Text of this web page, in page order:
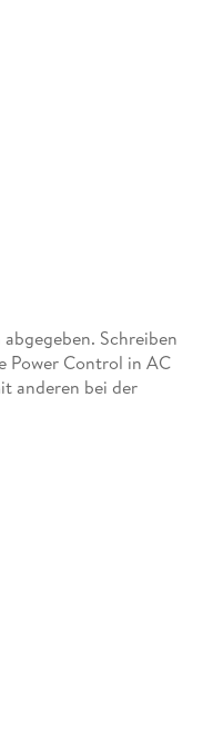
Schreiben
Power Control in AC
anderen bei der